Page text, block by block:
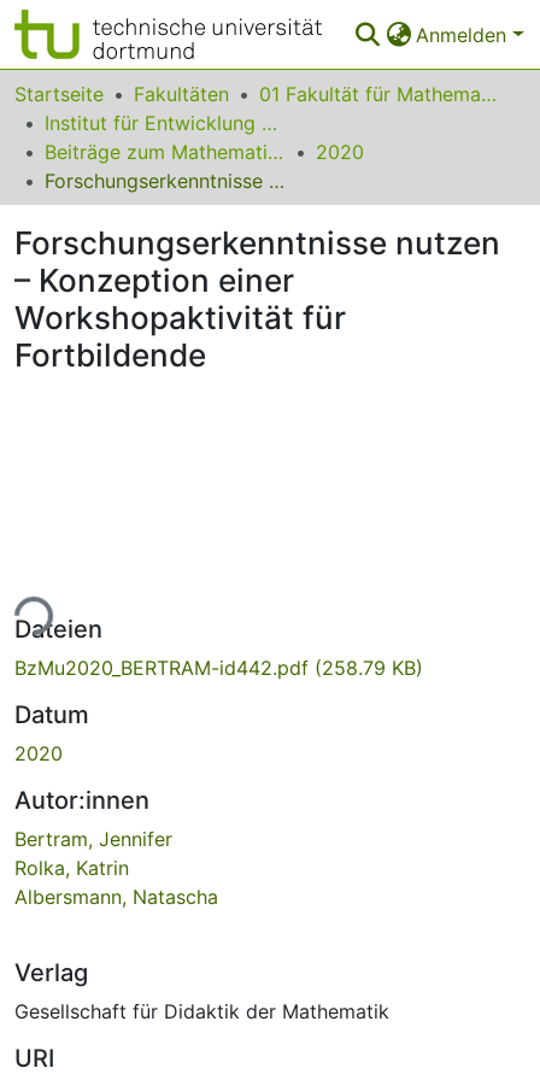
Anmelden
Bereiche & Sammlungen
Das gesamte Repositorium
Statistiken
FAQ
Leitlinien
Zurück zur Startseite
Startseite Fakultäten
01 Fakultät für Mathematik
Institut für Entwicklung und Erforschung des Mathematikunterrichts
Beiträge zum Mathematikunterricht
2020
Forschungserkenntnisse nutzen – Konzeption einer Workshopaktivität für Fortbildende
Forschungserkenntnisse nutzen
– Konzeption einer
Workshopaktivität für
Fortbildende
Dateien
BzMu2020_BERTRAM-id442.pdf (258.79 KB)
Datum
2020
Autor:innen
Bertram, Jennifer
Rolka, Katrin
Albersmann, Natascha
Verlag
Gesellschaft für Didaktik der Mathematik
URI